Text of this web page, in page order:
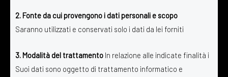
2. Fonte da cui provengono i dati personali e scopo
Saranno utilizzati e conservati solo i dati da lei forniti
3. Modalità del trattamento In relazione alle indicate finalità i
Suoi dati sono oggetto di trattamento informatico e